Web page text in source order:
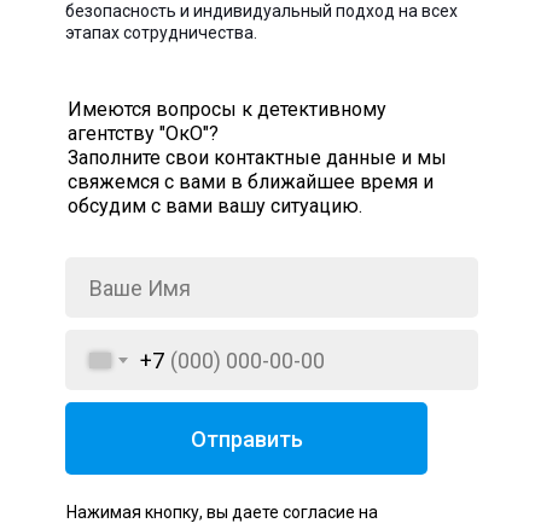
безопасность и индивидуальный подход на всех
этапах сотрудничества.
Имеются вопросы к детективному
агентству "ОкО"?
Заполните свои контактные данные и мы
свяжемся с вами в ближайшее время и
обсудим с вами вашу ситуацию.
+7
Отправить
Нажимая кнопку, вы даете согласие на